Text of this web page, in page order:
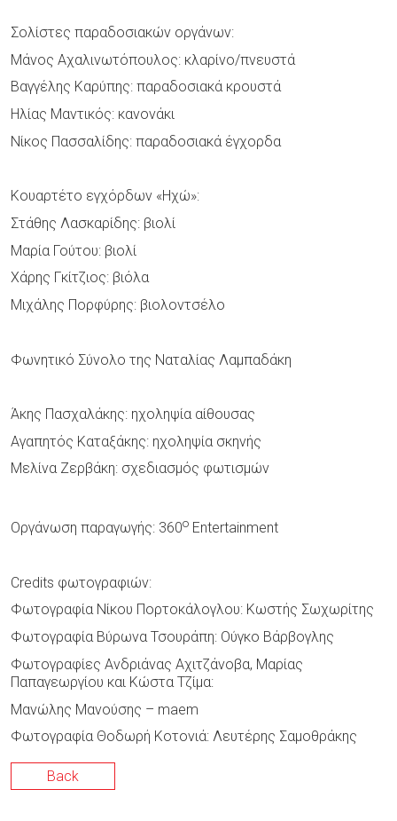
Σολίστες παραδοσιακών οργάνων:
Μάνος Αχαλινωτόπουλος: κλαρίνο/πνευστά
Βαγγέλης Καρύπης: παραδοσιακά κρουστά
Ηλίας Μαντικός: κανονάκι
Νίκος Πασσαλίδης: παραδοσιακά έγχορδα
Κουαρτέτο εγχόρδων «Ηχώ»:
Στάθης Λασκαρίδης: βιολί
Μαρία Γούτου: βιολί
Χάρης Γκίτζιος: βιόλα
Μιχάλης Πορφύρης: βιολοντσέλο
Φωνητικό Σύνολο της Ναταλίας Λαμπαδάκη
Άκης Πασχαλάκης: ηχοληψία αίθουσας
Αγαπητός Καταξάκης: ηχοληψία σκηνής
Μελίνα Ζερβάκη: σχεδιασμός φωτισμών
Οργάνωση παραγωγής: 360ο Entertainment
Credits φωτογραφιών:
Φωτογραφία Νίκου Πορτοκάλογλου: Κωστής Σωχωρίτης
Φωτογραφία Βύρωνα Τσουράπη: Ούγκο Βάρβογλης
Φωτογραφίες Ανδριάνας Αχιτζάνοβα, Μαρίας
Παπαγεωργίου και Κώστα Τζίμα:
Μανώλης Μανούσης – maem
Φωτογραφία Θοδωρή Κοτονιά: Λευτέρης Σαμοθράκης
Back